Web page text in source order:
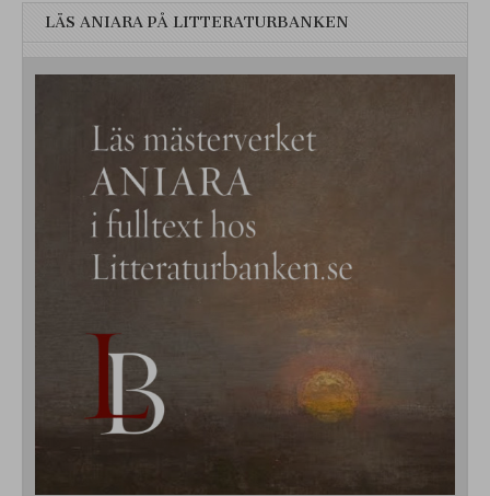
LÄS ANIARA PÅ LITTERATURBANKEN